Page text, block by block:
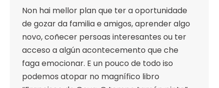
Non hai mellor plan que ter a oportunidade
de gozar da familia e amigos, aprender algo
novo, coñecer persoas interesantes ou ter
acceso a algún acontecemento que che
faga emocionar. E un pouco de todo iso
podemos atopar no magnífico libro